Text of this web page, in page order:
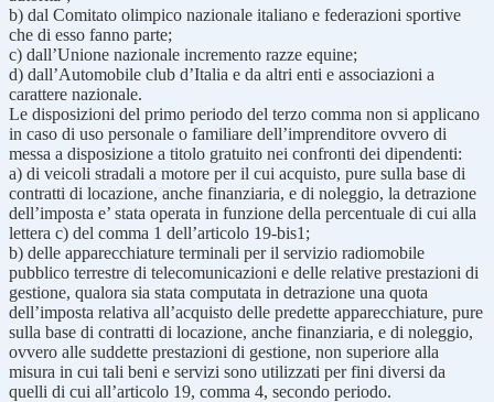
b) dal Comitato olimpico nazionale italiano e federazioni sportive
che di esso fanno parte;
c) dall’Unione nazionale incremento razze equine;
d) dall’Automobile club d’Italia e da altri enti e associazioni a
carattere nazionale.
Le disposizioni del primo periodo del terzo comma non si applicano
in caso di uso personale o familiare dell’imprenditore ovvero di
messa a disposizione a titolo gratuito nei confronti dei dipendenti:
a) di veicoli stradali a motore per il cui acquisto, pure sulla base di
contratti di locazione, anche finanziaria, e di noleggio, la detrazione
dell’imposta e’ stata operata in funzione della percentuale di cui alla
lettera c) del comma 1 dell’articolo 19-bis1;
b) delle apparecchiature terminali per il servizio radiomobile
pubblico terrestre di telecomunicazioni e delle relative prestazioni di
gestione, qualora sia stata computata in detrazione una quota
dell’imposta relativa all’acquisto delle predette apparecchiature, pure
sulla base di contratti di locazione, anche finanziaria, e di noleggio,
ovvero alle suddette prestazioni di gestione, non superiore alla
misura in cui tali beni e servizi sono utilizzati per fini diversi da
quelli di cui all’articolo 19, comma 4, secondo periodo.